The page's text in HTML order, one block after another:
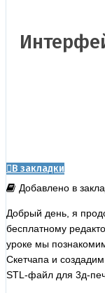
В закладки
Добавлено в
Добрый день, я
бесплатному
уроке мы
Скетчапа и
STL-файл для 3д-